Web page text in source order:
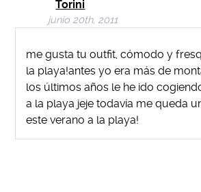
Torini
junio 20th, 2011
me gusta tu outfit, cómodo y
la playa!antes yo era más de
los últimos años le he ido
a la playa jeje todavía me queda
este verano a la playa!